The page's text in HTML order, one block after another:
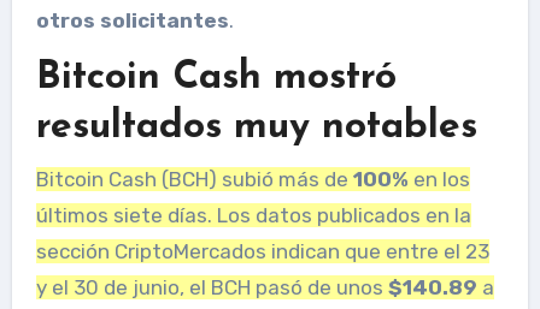
otros solicitantes.
Bitcoin Cash mostró
resultados muy notables
Bitcoin Cash (BCH) subió más de 100% en los
últimos siete días. Los datos publicados en la
sección CriptoMercados indican que entre el 23
y el 30 de junio, el BCH pasó de unos $140.89 a